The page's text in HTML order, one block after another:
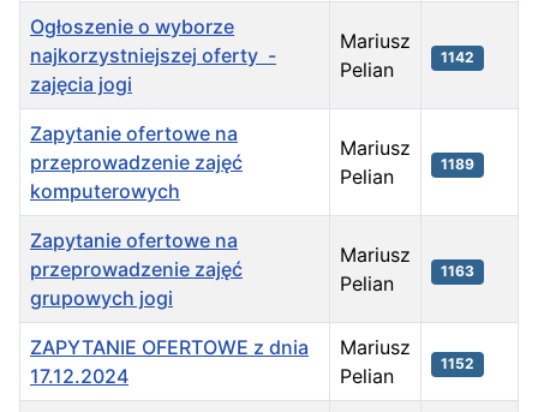
Ogłoszenie o wyborze
najkorzystniejszej oferty -
zajęcia jogi
Mariusz
Pelian
1142
Zapytanie ofertowe na
przeprowadzenie zajęć
komputerowych
Mariusz
Pelian
1189
Zapytanie ofertowe na
przeprowadzenie zajęć
grupowych jogi
Mariusz
Pelian
1163
ZAPYTANIE OFERTOWE z dnia
17.12.2024
Mariusz
Pelian
1152